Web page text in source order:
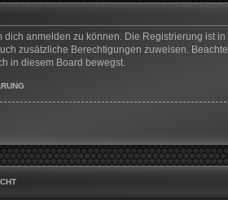
dich anmelden zu können. Die Registrierung ist
zusätzliche Berechtigungen zuweisen.
in diesem Board bewegst.